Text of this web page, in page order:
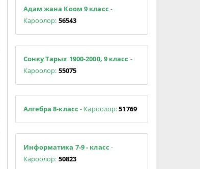
Адам жана Коом 9 класс -
Кароолор: 56543
Сонку Тарых 1900-2000, 9 класс -
Кароолор: 55075
Алгебра 8-класс - Кароолор:51769
Информатика 7-9 - класс -
Кароолор: 50823